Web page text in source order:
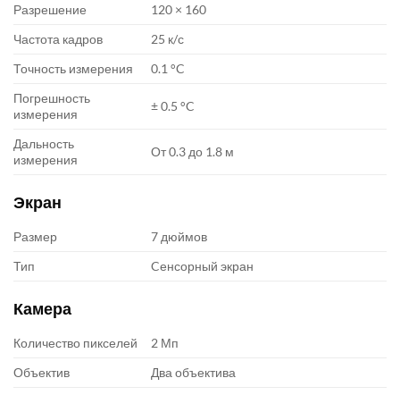
Разрешение
120 × 160
Частота кадров
25 к/с
Точность измерения
0.1 °C
Погрешность
измерения
± 0.5 °C
Дальность
измерения
От 0.3 до 1.8 м
Экран
Размер
7 дюймов
Тип
Cенсорный экран
Камера
Количество пикселей
2 Мп
Объектив
Два объектива